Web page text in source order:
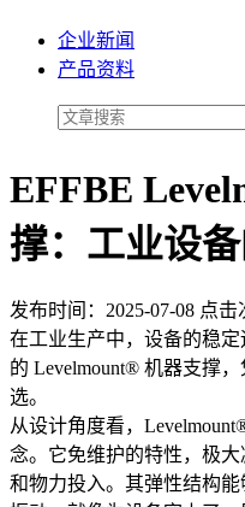
企业新闻
产品资料
EFFBE
撑：工业设
发布时间：2025-07-08 点击
在工业生产中，设备的稳
的 Levelmount® 机器支撑
选。
从设计角度看，
念。它免维护的特性，极
和物力投入。其弹性结构